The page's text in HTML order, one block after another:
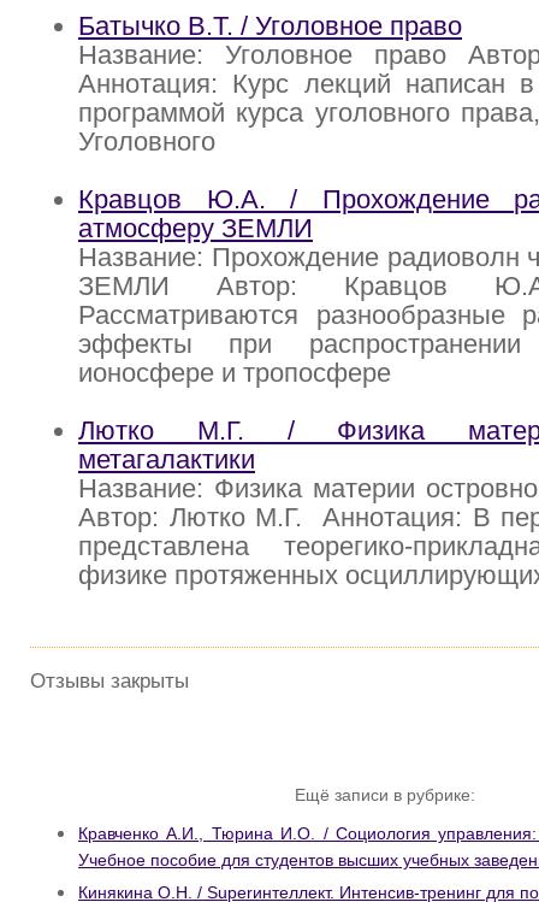
Батычко В.Т. / Уголовное право
Название: Уголовное право
Аннотация: Курс лекций написан в
программой курса уголовного
Уголовного
Кравцов Ю.А. / Прохождение
атмосферу ЗЕМЛИ
Название: Прохождение радиоволн
ЗЕМЛИ Автор: Кравцов
Рассматриваются разнообразные
эффекты при
ионосфере и тропосфере
Лютко М.Г. / Физика
метагалактики
Название: Физика материи
Автор: Лютко М.Г. Аннотация: В
представлена теорегико-
физике протяженных
Отзывы закрыты
Ещё записи в рубрике:
Кравченко А.И., Тюрина И.О. / Социология
Учебное пособие для студентов высших учебных
Кинякина О.Н. / Superинтеллект. Интенсив-тренинг для